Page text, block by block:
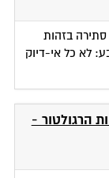
בזהות
לא כל אי-דיוק
הרגולטור -